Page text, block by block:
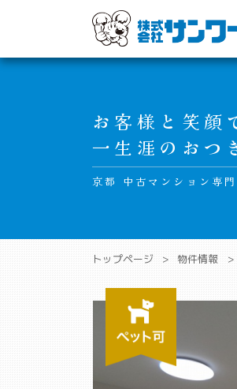
Main Navigation
お客様と笑顔
一生涯のおつ
京都 中古マンション専
トップページ 物件情報